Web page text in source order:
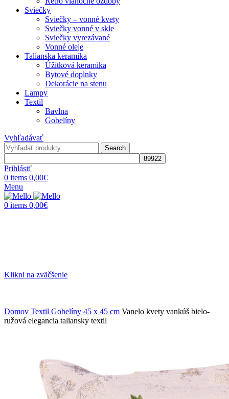
Sviečky
Sviečky – vonné kvety
Sviečky vonné v skle
Sviečky vyrezávané
Vonné oleje
Talianska keramika
Úžitková keramika
Bytové doplnky
Dekorácie na stenu
Lampy
Textil
Bavlna
Gobelíny
Vyhľadávať
Search
Prihlásiť
0 items 0,00€
Menu
0 items 0,00€
Klikni na zväčšenie
Domov Textil Gobelíny 45 x 45 cm Vanelo kvety vankúš bielo-
ružová elegancia taliansky textil